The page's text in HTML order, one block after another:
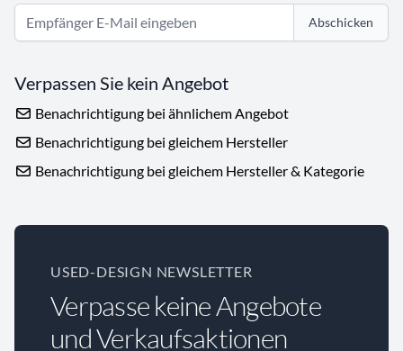
Abschicken
Verpassen Sie kein Angebot
Benachrichtigung bei ähnlichem Angebot
Benachrichtigung bei gleichem Hersteller
Benachrichtigung bei gleichem Hersteller & Kategorie
USED-DESIGN NEWSLETTER
Verpasse keine Angebote
und Verkaufsaktionen